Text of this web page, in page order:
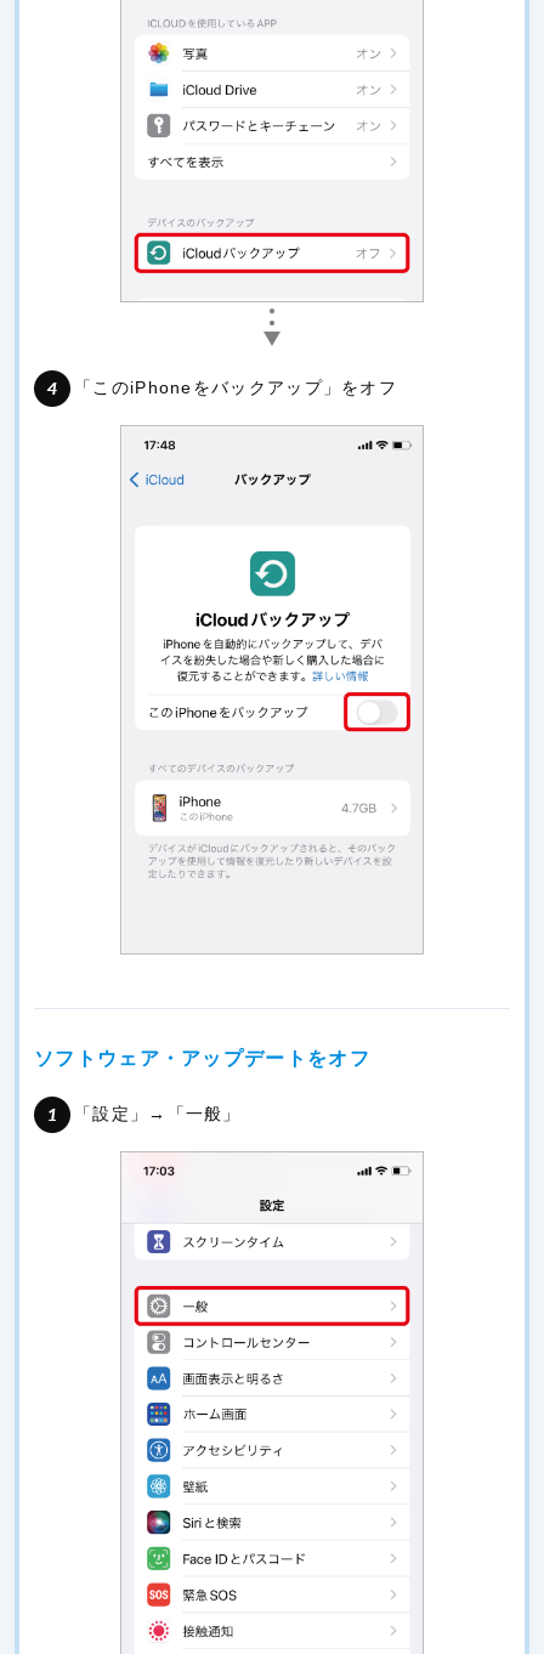
「このiPhoneをバックアップ」をオフ
ソフトウェア・アップデートをオフ
「設定」→「一般」